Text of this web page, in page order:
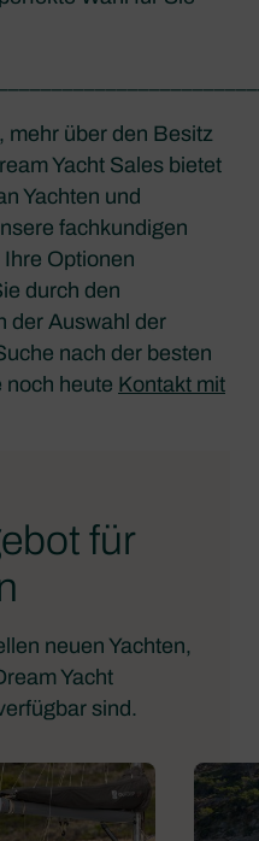
mehr über den Besitz
Yacht Sales bietet
Yachten und
fachkundigen
Optionen
durch den
der Auswahl der
nach der besten
noch heute Kontakt mit
für
neuen Yachten,
Yacht
sind.